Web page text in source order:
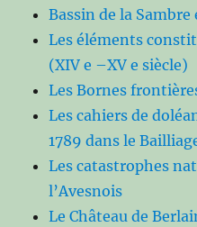
Bassin de la Sambre
Les éléments
(XIV e –XV e siècle)
Les Bornes
Les cahiers de
1789 dans le
Les catastrophes
l’Avesnois
Le Château de